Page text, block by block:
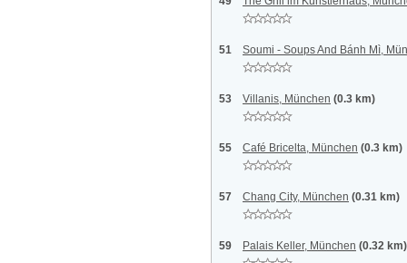
51 Soumi - Soups And Bánh Mì,
53 Villanis, München (0.3 km)
55 Café Bricelta, München (0.3 km)
57 Chang City, München (0.31 km)
59 Palais Keller, München (0.32 km)